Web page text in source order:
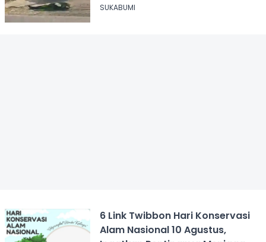
SUKABUMI
6 Link Twibbon Hari Konservasi
Alam Nasional 10 Agustus,